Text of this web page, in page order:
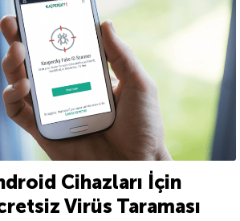
Cihazları İçin
Virüs Taraması